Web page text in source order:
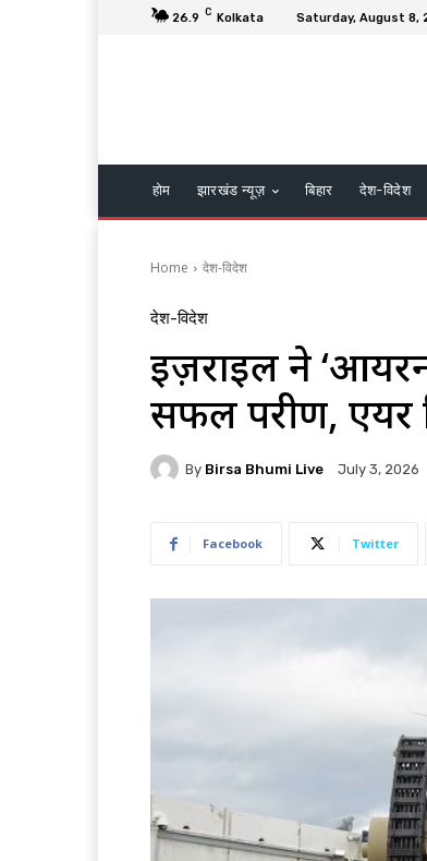
26.9 C Kolkata Saturday, August 8,
होम झारखंड न्यूज़ बिहार देश-विदेश
Home देश-विदेश
देश-विदेश
इज़राइल ने
सफल परीक्षण,
By Birsa Bhumi Live July 3, 2026
Facebook Twitter